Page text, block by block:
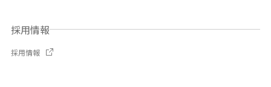
採用情報
採用情報